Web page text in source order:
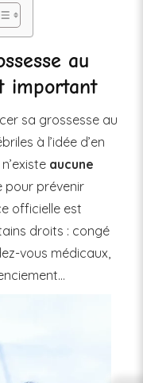
au
important
sa grossesse au
à l’idée d’en
aucune
pour prévenir
officielle est
droits : congé
vous médicaux,